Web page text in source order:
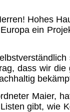
Hohes
ein
dass wir die
Maier,
gibt, wie